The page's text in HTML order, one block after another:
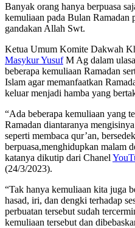
Banyak orang hanya berpuasa
kemuliaan pada Bulan Ramadan
gandakan Allah Swt.
Ketua Umum Komite Dakwah
Masykur YusufM Ag dalam
beberapa kemuliaan Ramadan
Islam agar memanfaatkan
keluar menjadi hamba yang
“Ada beberapa kemuliaan yang
Ramadan diantaranya
seperti membaca qur’an,
berpuasa,menghidupkan malam
katanya dikutip dari Chanel
(24/3/2023).
“Tak hanya kemuliaan kita juga
hasad, iri, dan dengki terhadap
perbuatan tersebut sudah
kemuliaan tersebut dan